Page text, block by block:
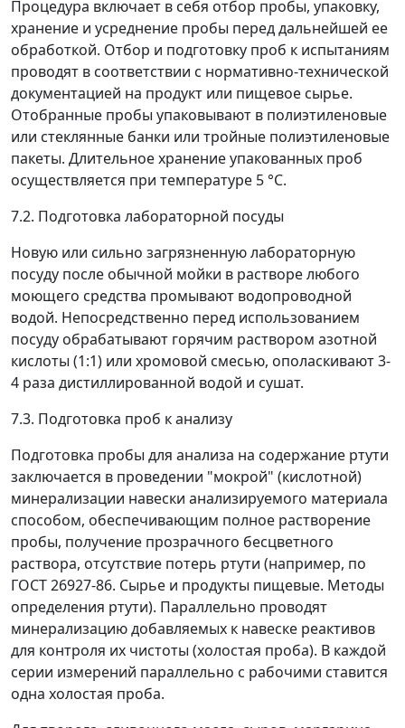
Процедура включает в себя отбор пробы, упаковку,
хранение и усреднение пробы перед дальнейшей ее
обработкой. Отбор и подготовку проб к испытаниям
проводят в соответствии с нормативно-технической
документацией на продукт или пищевое сырье.
Отобранные пробы упаковывают в полиэтиленовые
или стеклянные банки или тройные полиэтиленовые
пакеты. Длительное хранение упакованных проб
осуществляется при температуре 5 °С.
7.2. Подготовка лабораторной посуды
Новую или сильно загрязненную лабораторную
посуду после обычной мойки в растворе любого
моющего средства промывают водопроводной
водой. Непосредственно перед использованием
посуду обрабатывают горячим раствором азотной
кислоты (1:1) или хромовой смесью, ополаскивают 3-
4 раза дистиллированной водой и сушат.
7.3. Подготовка проб к анализу
Подготовка пробы для анализа на содержание ртути
заключается в проведении "мокрой" (кислотной)
минерализации навески анализируемого материала
способом, обеспечивающим полное растворение
пробы, получение прозрачного бесцветного
раствора, отсутствие потерь ртути (например, по
ГОСТ 26927-86. Сырье и продукты пищевые. Методы
определения ртути). Параллельно проводят
минерализацию добавляемых к навеске реактивов
для контроля их чистоты (холостая проба). В каждой
серии измерений параллельно с рабочими ставится
одна холостая проба.